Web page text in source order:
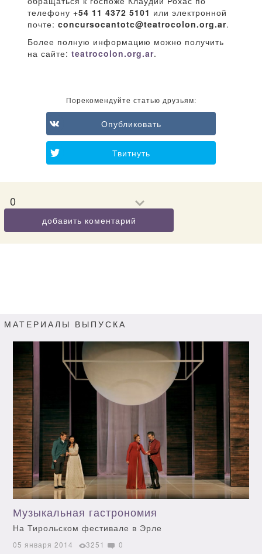
телефону +54 11 4372 5101 или электронной
почте: concursocantotc@teatrocolon.org.ar.
Более полную информацию можно получить
на сайте: teatrocolon.org.ar.
Порекомендуйте статью друзьям:
Опубликовать
Твитнуть
0
добавить коментарий
МАТЕРИАЛЫ ВЫПУСКА
Музыкальная гастрономия
На Тирольском фестивале в Эрле
05 января 2014 3251 0